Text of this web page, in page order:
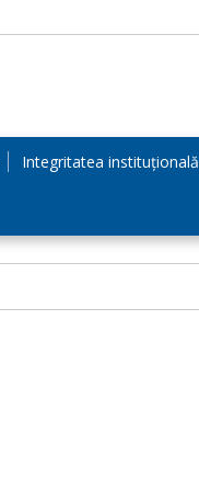
Integritatea instituțională